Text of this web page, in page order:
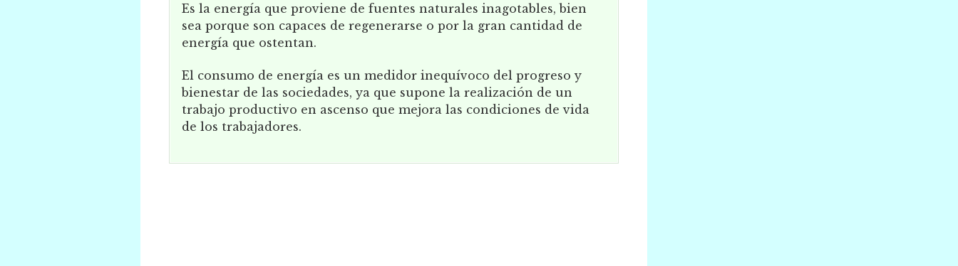
Es la energía que proviene de fuentes naturales inagotables, bien
sea porque son capaces de regenerarse o por la gran cantidad de
energía que ostentan.
El consumo de energía es un medidor inequívoco del progreso y
bienestar de las sociedades, ya que supone la realización de un
trabajo productivo en ascenso que mejora las condiciones de vida
de los trabajadores.